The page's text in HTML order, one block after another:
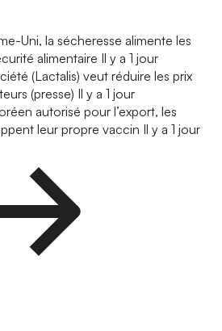
Uni, la sécheresse alimente les
alimentaire Il y a 1 jour
(Lactalis) veut réduire les prix
(presse) Il y a 1 jour
autorisé pour l’export, les
leur propre vaccin Il y a 1 jour